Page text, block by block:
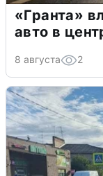
«Гранта»
авто в
8 августа 2